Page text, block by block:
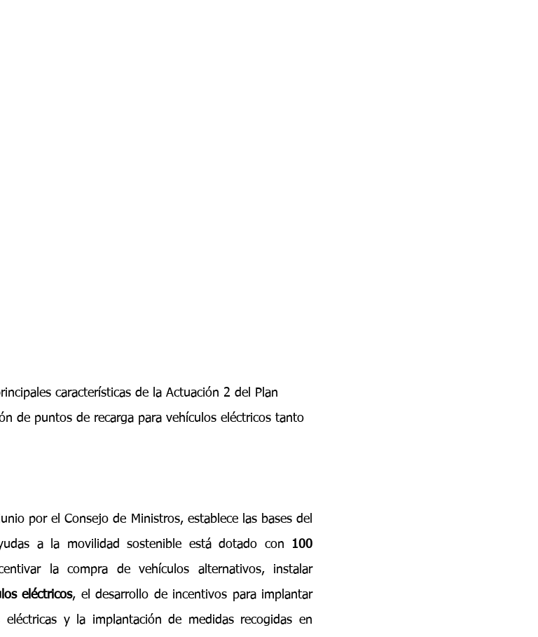
características de la Actuación 2 del Plan
de puntos de recarga para vehículos eléctricos tanto
a la movilidad sostenible está dotado con
100
la compra de vehículos alternativos, instalar
eléctricos, el desarrollo de incentivos para implantar
y la implantación de medidas recogidas en